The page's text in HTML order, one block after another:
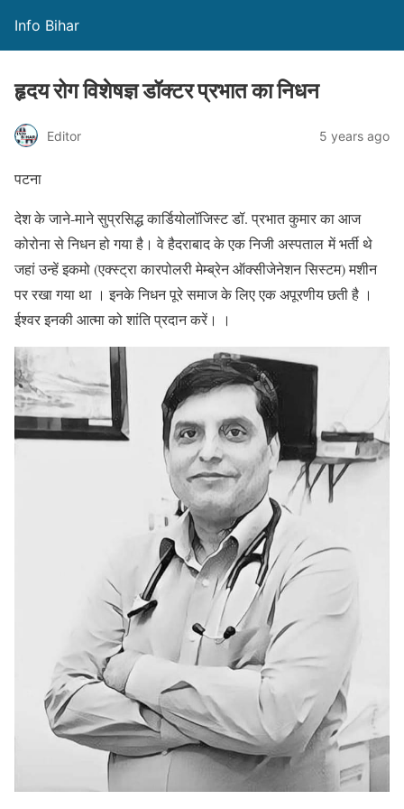
Info Bihar
हृदय रोग विशेषज्ञ डॉक्टर प्रभात का निधन
Editor 5 years ago
पटना
देश के जाने-माने सुप्रसिद्ध कार्डियोलॉजिस्ट डॉ. प्रभात कुमार का आज
कोरोना से निधन हो गया है। वे हैदराबाद के एक निजी अस्‍पताल में भर्ती थे
जहां उन्‍हें इकमो (एक्स्ट्रा कारपोलरी मेम्ब्रेन ऑक्सीजेनेशन सिस्टम) मशीन
पर रखा गया था । इनके निधन पूरे समाज के लिए एक अपूरणीय छती है ।
ईश्वर इनकी आत्मा को शांति प्रदान करें। ।